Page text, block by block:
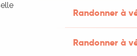
Randonner à
Randonner à